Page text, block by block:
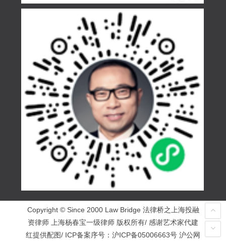
Copyright © Since 2000 Law Bridge 法律桥之上海投融
资律师 上海杨春宝一级律师 版权所有/ 感谢艺术家代建
红提供配图/ ICP备案序号： 沪ICP备05006663号 沪公网